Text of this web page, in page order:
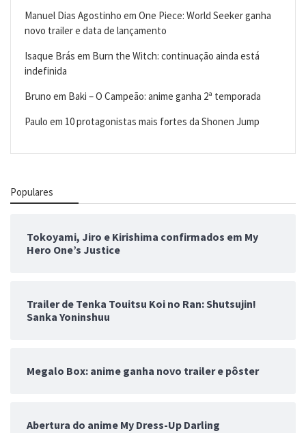
Manuel Dias Agostinho em One Piece: World Seeker ganha
novo trailer e data de lançamento
Isaque Brás em Burn the Witch: continuação ainda está
indefinida
Bruno em Baki – O Campeão: anime ganha 2ª temporada
Paulo em 10 protagonistas mais fortes da Shonen Jump
Populares
Tokoyami, Jiro e Kirishima confirmados em My
Hero One’s Justice
Trailer de Tenka Touitsu Koi no Ran: Shutsujin!
Sanka Yoninshuu
Megalo Box: anime ganha novo trailer e pôster
Abertura do anime My Dress-Up Darling